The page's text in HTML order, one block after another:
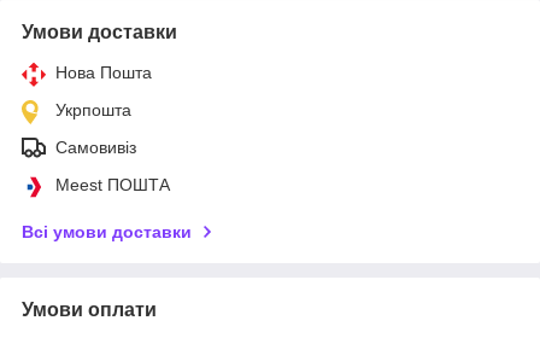
Умови доставки
Нова Пошта
Укрпошта
Самовивіз
Meest ПОШТА
Всі умови доставки
Умови оплати